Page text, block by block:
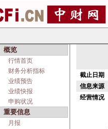
概览
行情首页
财务分析指标
业绩预告
业绩快报
申购状况
重要信息
月报
截止日期
信息来源
经营情况